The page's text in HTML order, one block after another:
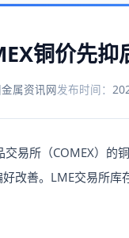
铜价先
属资讯网发布时间：
易所（COMEX）的
改善。LME交易所